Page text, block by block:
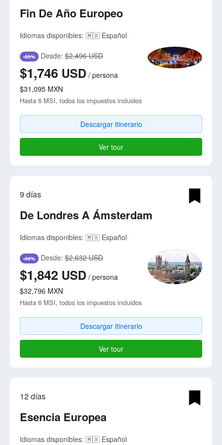
Fin De Año Europeo
Idiomas disponibles: 🇲🇽 Español
-30% Desde: $2,496 USD
$1,746 USD / persona
$31,095 MXN
Hasta 6 MSI, todos los impuestos incluidos
Descargar itinerario
Ver tour
9 días
De Londres A Ámsterdam
Idiomas disponibles: 🇲🇽 Español
-30% Desde: $2,632 USD
$1,842 USD / persona
$32,796 MXN
Hasta 6 MSI, todos los impuestos incluidos
Descargar itinerario
Ver tour
12 días
Esencia Europea
Idiomas disponibles: 🇲🇽 Español